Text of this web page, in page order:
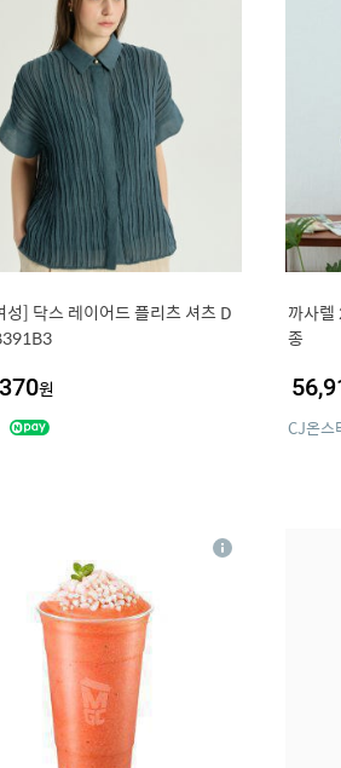
성] 닥스 레이어드 플리츠 셔츠 D
원
까사렐
종
CJ온스
상